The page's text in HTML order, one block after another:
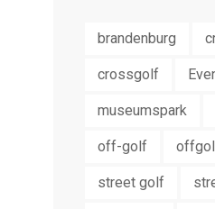
brandenburg
crossgolf
museumspark
off-golf
street golf